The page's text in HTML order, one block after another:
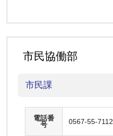
市民協働部
市民課
電話番
号
0567-55-7112